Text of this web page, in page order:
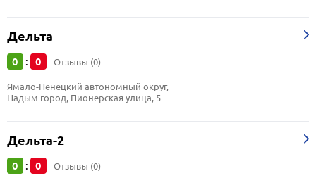
Дельта
0 : 0 Отзывы (0)
Ямало-Ненецкий автономный округ,
Надым город, Пионерская улица, 5
Дельта-2
0 : 0 Отзывы (0)